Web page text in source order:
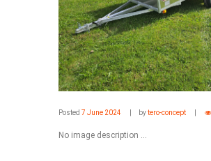
Posted 7 June 2024 bytero-concept
No image description ...